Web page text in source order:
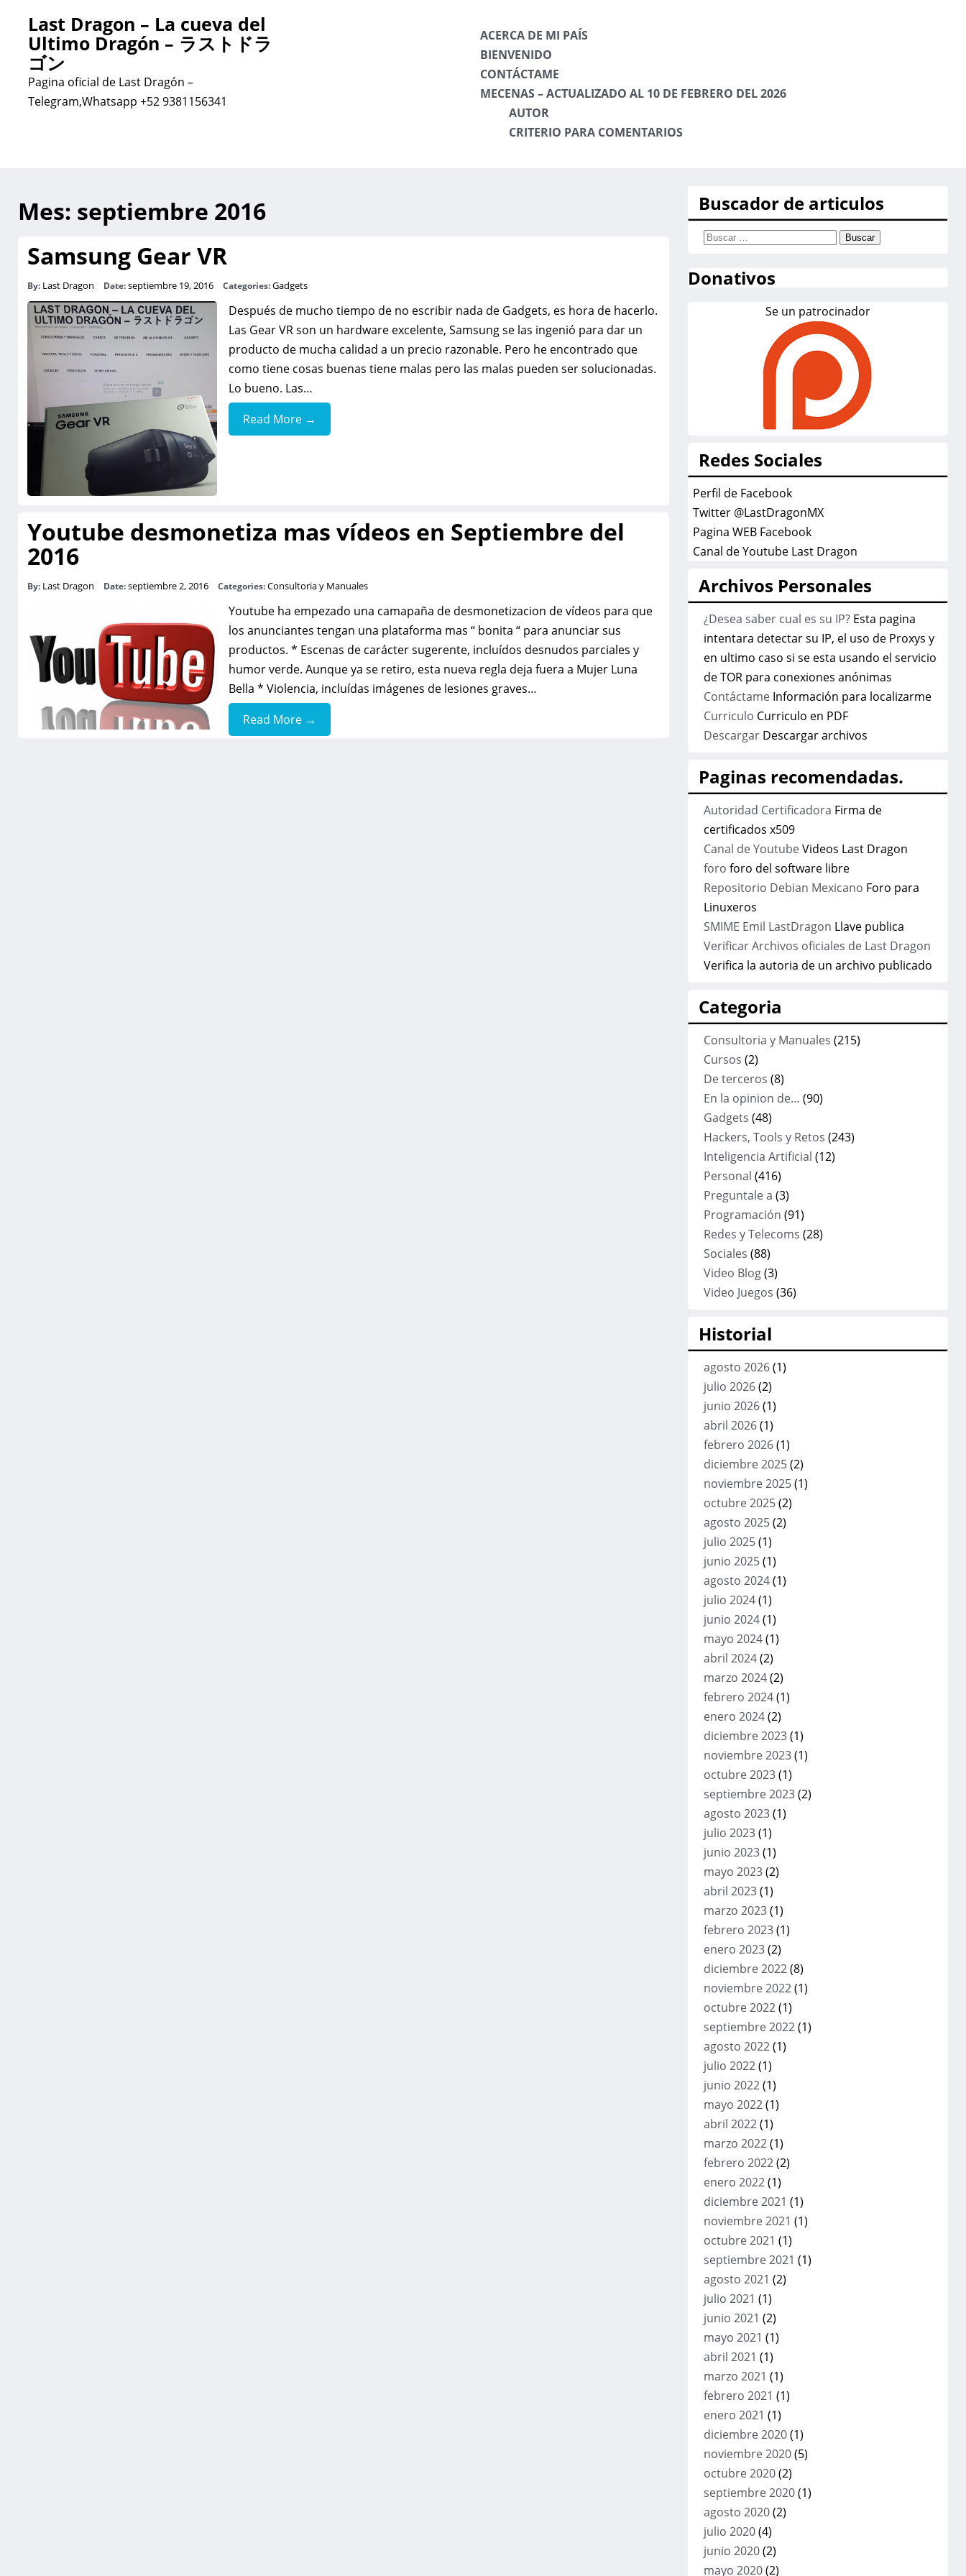
Last Dragon – La cueva del
Ultimo Dragón – ラストドラ
ゴン
Pagina oficial de Last Dragón –
Telegram,Whatsapp +52 9381156341
ACERCA DE MI PAÍS
BIENVENIDO
CONTÁCTAME
MECENAS – ACTUALIZADO AL 10 DE FEBRERO DEL 2026
AUTOR
CRITERIO PARA COMENTARIOS
Mes: septiembre 2016
Samsung Gear VR
By: Last Dragon Date:septiembre 19, 2016 Categories:Gadgets
Después de mucho tiempo de no escribir nada de Gadgets, es hora de hacerlo.
Las Gear VR son un hardware excelente, Samsung se las ingenió para dar un
producto de mucha calidad a un precio razonable. Pero he encontrado que
como tiene cosas buenas tiene malas pero las malas pueden ser solucionadas.
Lo bueno. Las…
Read More →
Youtube desmonetiza mas vídeos en Septiembre del
2016
By: Last Dragon Date:septiembre 2, 2016 Categories:Consultoria y Manuales
Youtube ha empezado una camapaña de desmonetizacion de vídeos para que
los anunciantes tengan una plataforma mas “ bonita “ para anunciar sus
productos. * Escenas de carácter sugerente, incluídos desnudos parciales y
humor verde. Aunque ya se retiro, esta nueva regla deja fuera a Mujer Luna
Bella * Violencia, incluídas imágenes de lesiones graves…
Read More →
Buscador de articulos
Buscar:
Donativos
Se un patrocinador
Redes Sociales
Perfil de Facebook
Twitter @LastDragonMX
Pagina WEB Facebook
Canal de Youtube Last Dragon
Archivos Personales
¿Desea saber cual es su IP?Esta pagina
intentara detectar su IP, el uso de Proxys y
en ultimo caso si se esta usando el servicio
de TOR para conexiones anónimas
ContáctameInformación para localizarme
Curriculo Curriculo en PDF
DescargarDescargar archivos
Paginas recomendadas.
Autoridad Certificadora Firma de
certificados x509
Canal de YoutubeVideos Last Dragon
foro foro del software libre
Repositorio Debian Mexicano Foro para
Linuxeros
SMIME Emil LastDragon Llave publica
Verificar Archivos oficiales de Last Dragon
Verifica la autoria de un archivo publicado
Categoria
Consultoria y Manuales (215)
Cursos (2)
De terceros (8)
En la opinion de… (90)
Gadgets (48)
Hackers, Tools y Retos (243)
Inteligencia Artificial (12)
Personal (416)
Preguntale a (3)
Programación (91)
Redes y Telecoms (28)
Sociales (88)
Video Blog(3)
Video Juegos (36)
Historial
agosto 2026(1)
julio 2026(2)
junio 2026(1)
abril 2026(1)
febrero 2026(1)
diciembre 2025(2)
noviembre 2025(1)
octubre 2025(2)
agosto 2025(2)
julio 2025(1)
junio 2025(1)
agosto 2024(1)
julio 2024(1)
junio 2024(1)
mayo 2024(1)
abril 2024(2)
marzo 2024(2)
febrero 2024(1)
enero 2024(2)
diciembre 2023(1)
noviembre 2023(1)
octubre 2023(1)
septiembre 2023(2)
agosto 2023(1)
julio 2023(1)
junio 2023(1)
mayo 2023(2)
abril 2023(1)
marzo 2023(1)
febrero 2023(1)
enero 2023(2)
diciembre 2022(8)
noviembre 2022(1)
octubre 2022(1)
septiembre 2022(1)
agosto 2022(1)
julio 2022(1)
junio 2022(1)
mayo 2022(1)
abril 2022(1)
marzo 2022(1)
febrero 2022(2)
enero 2022(1)
diciembre 2021 (1)
noviembre 2021 (1)
octubre 2021 (1)
septiembre 2021 (1)
agosto 2021 (2)
julio 2021 (1)
junio 2021 (2)
mayo 2021 (1)
abril 2021 (1)
marzo 2021 (1)
febrero 2021 (1)
enero 2021 (1)
diciembre 2020(1)
noviembre 2020(5)
octubre 2020(2)
septiembre 2020(1)
agosto 2020(2)
julio 2020(4)
junio 2020(2)
mayo 2020(2)